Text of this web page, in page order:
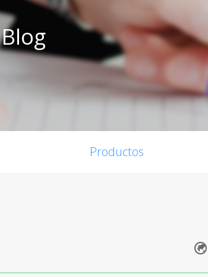
Blog
Productos